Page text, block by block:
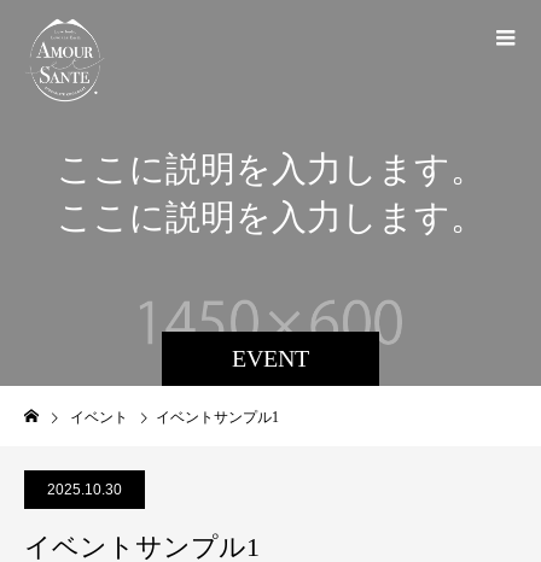
EVENT
ここに説明を入力します。
ここに説明を入力します。
イベント イベントサンプル1
2025.10.30
イベントサンプル1